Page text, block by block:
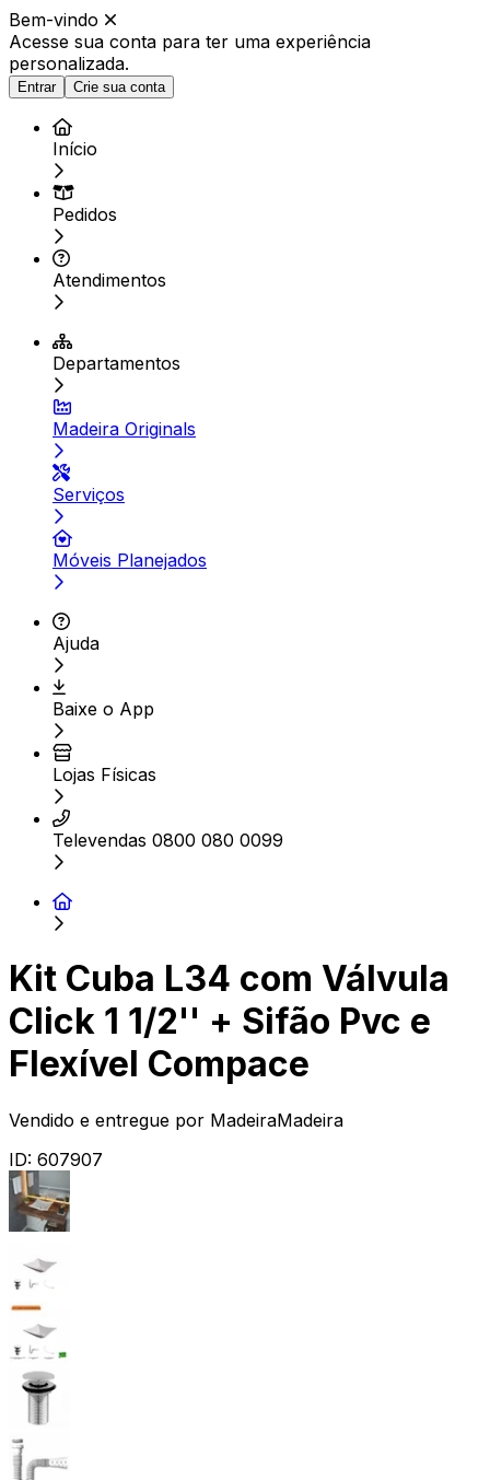
Bem-vindo
Acesse sua conta para ter uma experiência
personalizada.
Entrar Crie sua conta
Início
Pedidos
Atendimentos
Departamentos
Madeira Originals
Serviços
Móveis Planejados
Ajuda
Baixe o App
Lojas Físicas
Televendas 0800 080 0099
Kit Cuba L34 com Válvula
Click 1 1/2'' + Sifão Pvc e
Flexível Compace
Vendido e entregue por MadeiraMadeira
ID: 607907